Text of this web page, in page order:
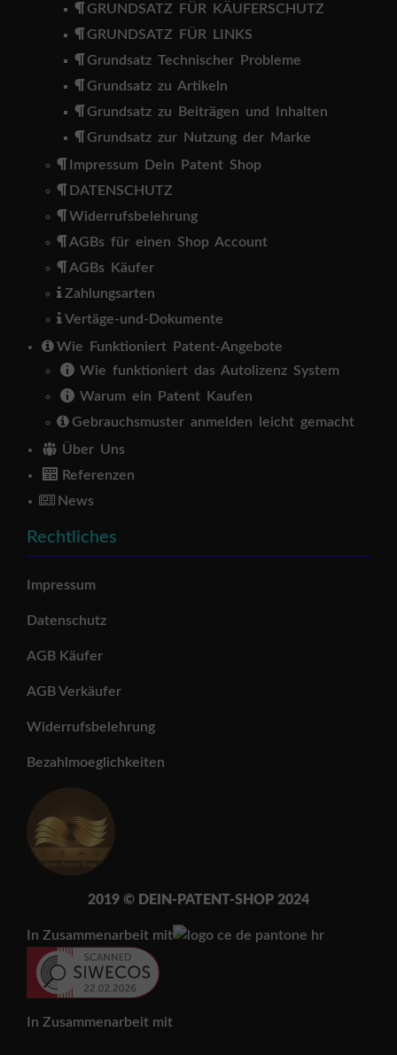
GRUNDSATZ FÜR KÄUFERSCHUTZ
GRUNDSATZ FÜR LINKS
Grundsatz Technischer Probleme
Grundsatz zu Artikeln
Grundsatz zu Beiträgen und Inhalten
Grundsatz zur Nutzung der Marke
Impressum Dein Patent Shop
DATENSCHUTZ
Widerrufsbelehrung
AGBs für einen Shop Account
AGBs Käufer
Zahlungsarten
Vertäge-und-Dokumente
Wie Funktioniert Patent-Angebote
Wie funktioniert das Autolizenz System
Warum ein Patent Kaufen
Gebrauchsmuster anmelden leicht gemacht
Über Uns
Referenzen
News
Rechtliches
Impressum
Datenschutz
AGB Käufer
AGB Verkäufer
Widerrufsbelehrung
Bezahlmoeglichkeiten
2019 © DEIN-PATENT-SHOP 2024
In Zusammenarbeit mit
In Zusammenarbeit mit